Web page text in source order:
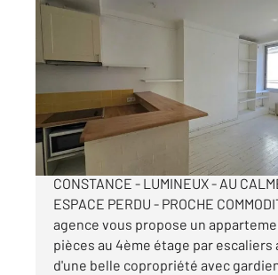
PARIS 75018
Appartement 2 Pièces à
434 000 €
PARIS XVIIIe - MONTMARTRE - RUE
CONSTANCE - LUMINEUX - AU
ESPACE PERDU - PROCHE
agence vous propose un
pièces au 4ème étage par escaliers
d'une belle copropriété avec